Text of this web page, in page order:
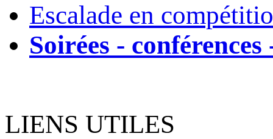
Escalade en
Soirées - conférences
LIENS UTILES